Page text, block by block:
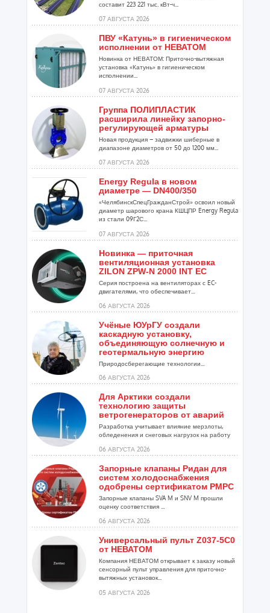
составит 223 221 тыс. кВт-ч...
07 АВГУСТА 2026
ПВУ «Катунь» в гигиеническом
исполнении от НЕВАТОМ
Новинка от НЕВАТОМ: Приточно-вытяжная
установка «Катунь» в гигиеническом
исполнении...
07 АВГУСТА 2026
Группа ПОЛИПЛАСТИК
расширила линейку запорно-
регулирующей арматуры
Новая продукция – задвижки шиберные в
диапазоне диаметров от 50 до 1200 мм...
07 АВГУСТА 2026
Energy Regula в новом
диаметре — DN400/350
«ЧелябинскСпецГражданСтрой» освоил новый
диаметр шарового крана КШЦПР Energy Regula
из стали 09Г2С...
07 АВГУСТА 2026
Новинка — приточная
вентиляционная установка
ZILON ZPW-N 2000 INT EC
Серия построена на вентиляторах с EC-
двигателями, что обеспечивает...
06 АВГУСТА 2026
Учёные ЮУрГУ создали
каскадную установку,
объединяющую солнечную и
геотермальную энергию
Природосберегающие технологии...
06 АВГУСТА 2026
Для Арктики создали
технологию защиты
ветрогенераторов от аварий
Разработка учитывает влияние мерзлоты,
обледенения и снеговых нагрузок на работу
06 АВГУСТА 2026
Запорные клапаны Ридан для
систем холодоснабжения
одобрены сертификатом РМРС
Запорные клапаны SVA M и SNV M прошли
оценку соответствия ...
06 АВГУСТА 2026
Универсальный пульт Z037-5C0
от НЕВАТОМ
Компания НЕВАТОМ открывает к заказу новый
сенсорный пульт управления для приточно-
вытяжных установок...
05 АВГУСТА 2026